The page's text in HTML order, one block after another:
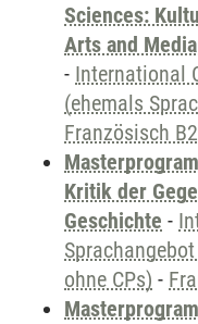
Sciences:
Arts and
- International
(ehemals
Französisch
Kritik der
Geschichte -
ohne CPs) -